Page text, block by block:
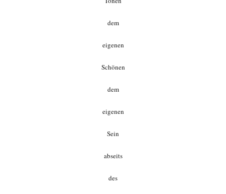
dem
eigenen
Schönen
dem
eigenen
Sein
abseits
des